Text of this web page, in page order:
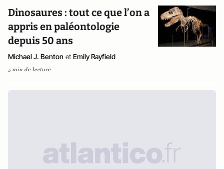
Dinosaures : tout ce que l’on a
appris en paléontologie
depuis 50 ans
Michael J. Benton et Emily Rayfield
5 min de lecture